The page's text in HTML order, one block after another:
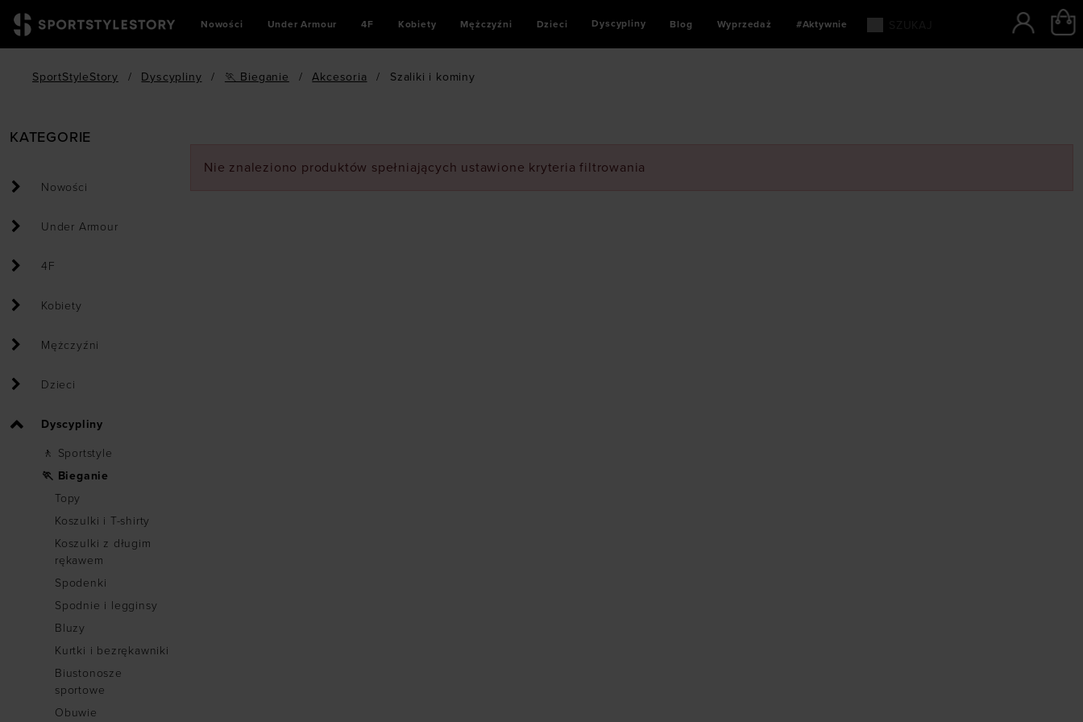
Nowości Under Armour 4F Kobiety Mężczyźni Dzieci Dyscypliny Blog Wyprzedaż #Aktywnie
SportStyleStory / Dyscypliny / 🏃 Bieganie / Akcesoria / Szaliki i kominy
Nie znaleziono produktów spełniających ustawione kryteria filtrowania
KATEGORIE
Nowości
Under Armour
4F
Kobiety
Mężczyźni
Dzieci
Dyscypliny
🚶 Sportstyle
🏃 Bieganie
Topy
Koszulki i T-shirty
Koszulki z długim
rękawem
Spodenki
Spodnie i legginsy
Bluzy
Kurtki i bezrękawniki
Biustonosze
sportowe
Obuwie